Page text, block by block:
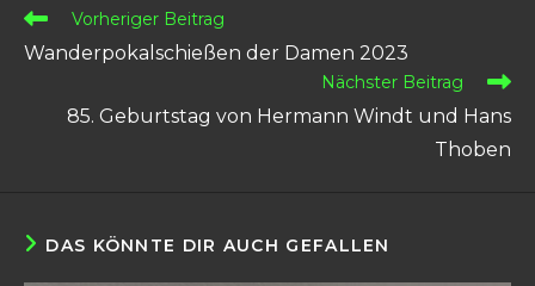
Vorheriger Beitrag
Wanderpokalschießen der Damen 2023
Nächster Beitrag
85. Geburtstag von Hermann Windt und Hans
Thoben
DAS KÖNNTE DIR AUCH GEFALLEN